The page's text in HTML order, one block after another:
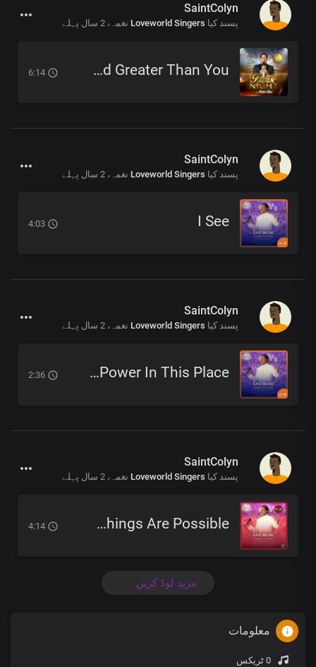
SaintColyn
پسند کیا Loveworld Singers نغمہ، 2 سال پہلے
No God Greater Than You
SaintColyn
پسند کیا Loveworld Singers نغمہ، 2 سال پہلے
I See
SaintColyn
پسند کیا Loveworld Singers نغمہ، 2 سال پہلے
There's Power In This Place
SaintColyn
پسند کیا Loveworld Singers نغمہ، 2 سال پہلے
All Things Are Possible
مزید لوڈ کریں
معلومات